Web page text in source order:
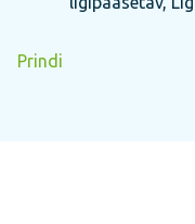
Prindi